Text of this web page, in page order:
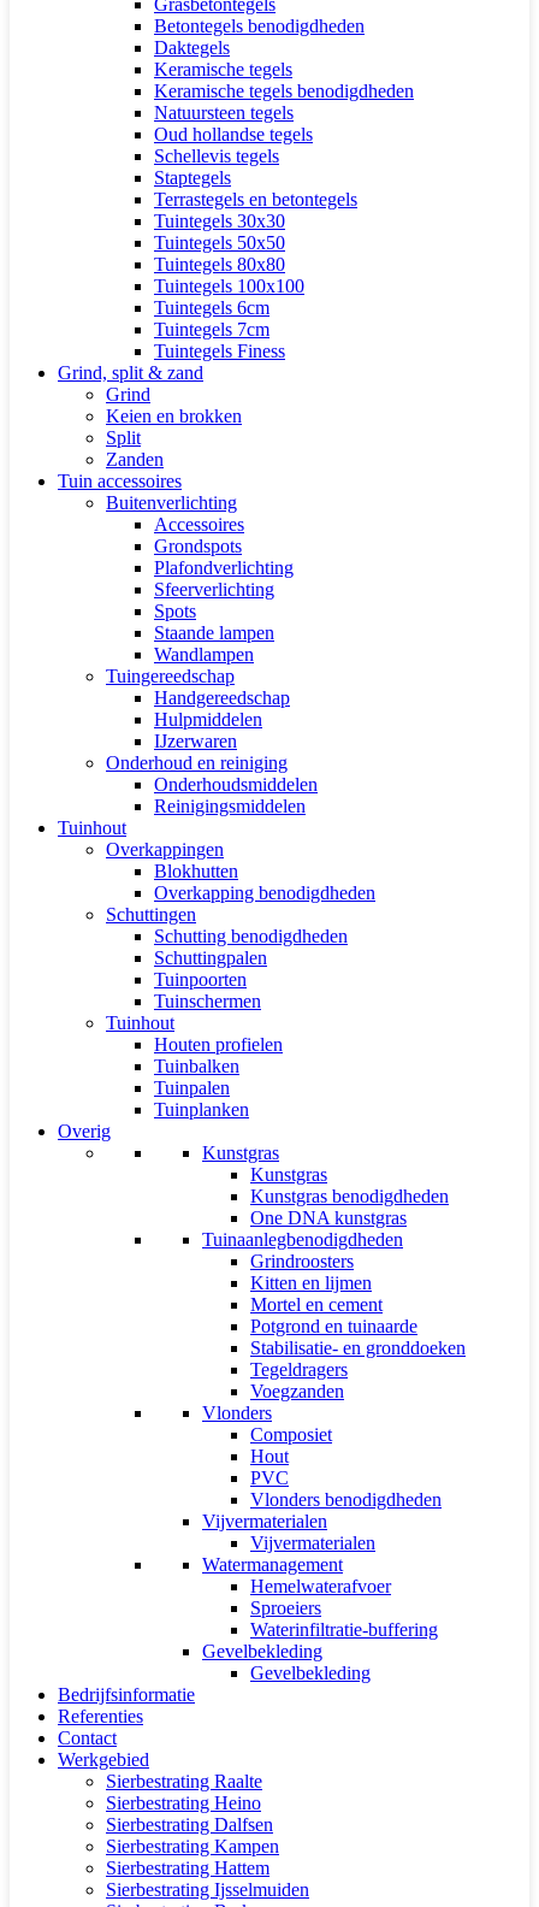
Betontegels benodigdheden
Daktegels
Keramische tegels
Keramische tegels benodigdheden
Natuursteen tegels
Oud hollandse tegels
Schellevis tegels
Staptegels
Terrastegels en betontegels
Tuintegels 30x30
Tuintegels 50x50
Tuintegels 80x80
Tuintegels 100x100
Tuintegels 6cm
Tuintegels 7cm
Tuintegels Finess
Grind, split & zand
Grind
Keien en brokken
Split
Zanden
Tuin accessoires
Buitenverlichting
Accessoires
Grondspots
Plafondverlichting
Sfeerverlichting
Spots
Staande lampen
Wandlampen
Tuingereedschap
Handgereedschap
Hulpmiddelen
IJzerwaren
Onderhoud en reiniging
Onderhoudsmiddelen
Reinigingsmiddelen
Tuinhout
Overkappingen
Blokhutten
Overkapping benodigdheden
Schuttingen
Schutting benodigdheden
Schuttingpalen
Tuinpoorten
Tuinschermen
Tuinhout
Houten profielen
Tuinbalken
Tuinpalen
Tuinplanken
Overig
Kunstgras
Kunstgras
Kunstgras benodigdheden
One DNA kunstgras
Tuinaanlegbenodigdheden
Grindroosters
Kitten en lijmen
Mortel en cement
Potgrond en tuinaarde
Stabilisatie- en gronddoeken
Tegeldragers
Voegzanden
Vlonders
Composiet
Hout
PVC
Vlonders benodigdheden
Vijvermaterialen
Vijvermaterialen
Watermanagement
Hemelwaterafvoer
Sproeiers
Waterinfiltratie-buffering
Gevelbekleding
Gevelbekleding
Bedrijfsinformatie
Referenties
Contact
Werkgebied
Sierbestrating Raalte
Sierbestrating Heino
Sierbestrating Dalfsen
Sierbestrating Kampen
Sierbestrating Hattem
Sierbestrating Ijsselmuiden